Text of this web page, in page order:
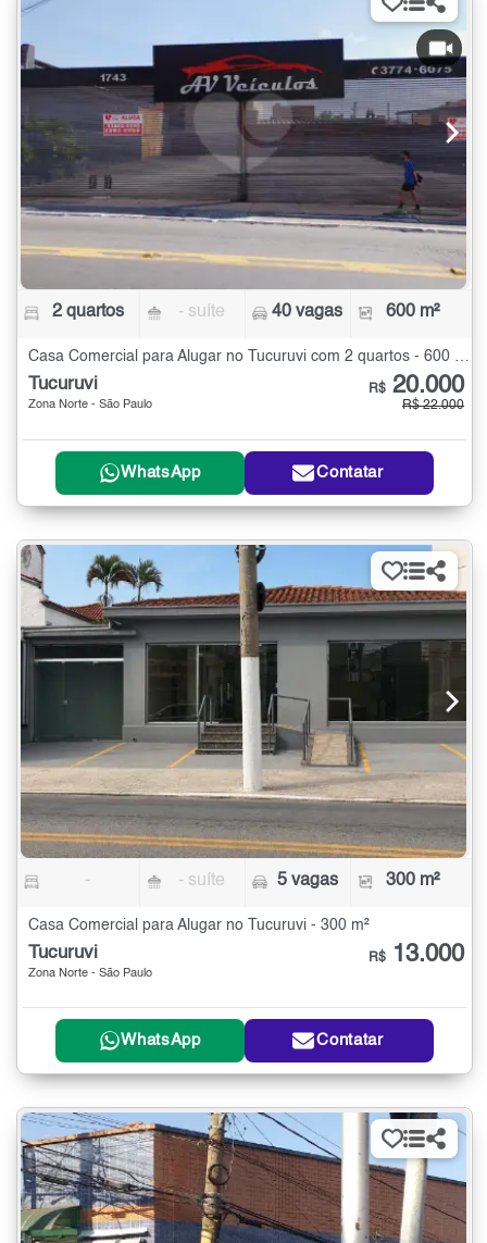
2 quartos - suíte 40 vagas 600 m²
Casa Comercial para Alugar no Tucuruvi com 2 quartos - 600 m²
Tucuruvi
Zona Norte - São Paulo
R$ 20.000
R$ 22.000
WhatsApp Contatar
- - suíte 5 vagas 300 m²
Casa Comercial para Alugar no Tucuruvi - 300 m²
Tucuruvi
Zona Norte - São Paulo
R$ 13.000
WhatsApp Contatar